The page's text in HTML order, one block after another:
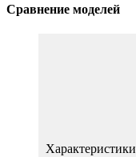
Сравнение моделей
Характеристики